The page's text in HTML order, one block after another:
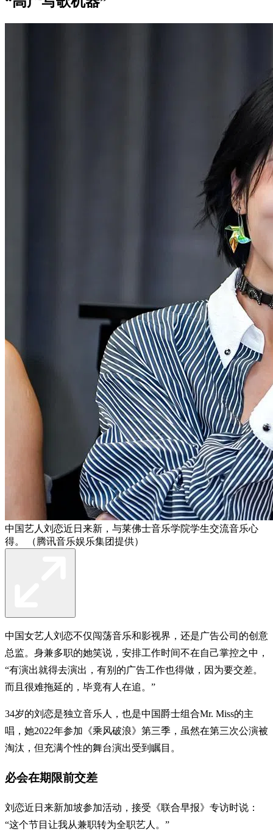
中国艺人刘恋近日来新，与莱佛士音乐学院学生交流音乐心
得。 （腾讯音乐娱乐集团提供）
中国女艺人刘恋不仅闯荡音乐和影视界，还是广告公司的创意
总监。身兼多职的她笑说，安排工作时间不在自己掌控之中，
“有演出就得去演出，有别的广告工作也得做，因为要交差。
而且很难拖延的，毕竟有人在追。”
34岁的刘恋是独立音乐人，也是中国爵士组合Mr. Miss的主
唱，她2022年参加《乘风破浪》第三季，虽然在第三次公演被
淘汰，但充满个性的舞台演出受到瞩目。
必会在期限前交差
刘恋近日来新加坡参加活动，接受《联合早报》专访时说：
“这个节目让我从兼职转为全职艺人。”